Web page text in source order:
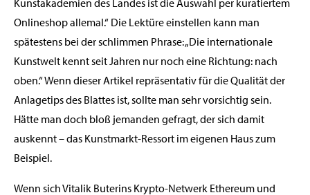
Onlineshop allemal.“ Die Lektüre einstellen kann man
spätestens bei der schlimmen Phrase: „Die internationale
Kunstwelt kennt seit Jahren nur noch eine Richtung: nach
oben.“ Wenn dieser Artikel repräsentativ für die Qualität der
Anlagetips des Blattes ist, sollte man sehr vorsichtig sein.
Hätte man doch bloß jemanden gefragt, der sich damit
auskennt – das Kunstmarkt-Ressort im eigenen Haus zum
Beispiel.
Wenn sich Vitalik Buterins Krypto-Netwerk Ethereum und